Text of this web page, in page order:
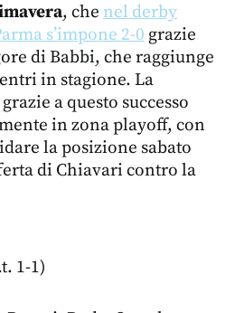
, che nel derby
s’impone 2-0 grazie
di Babbi, che raggiunge
in stagione. La
a questo successo
in zona playoff, con
la posizione sabato
di Chiavari contro la
1-1)